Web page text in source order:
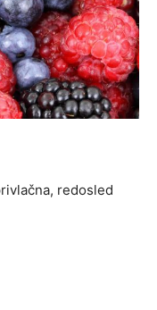
redosled